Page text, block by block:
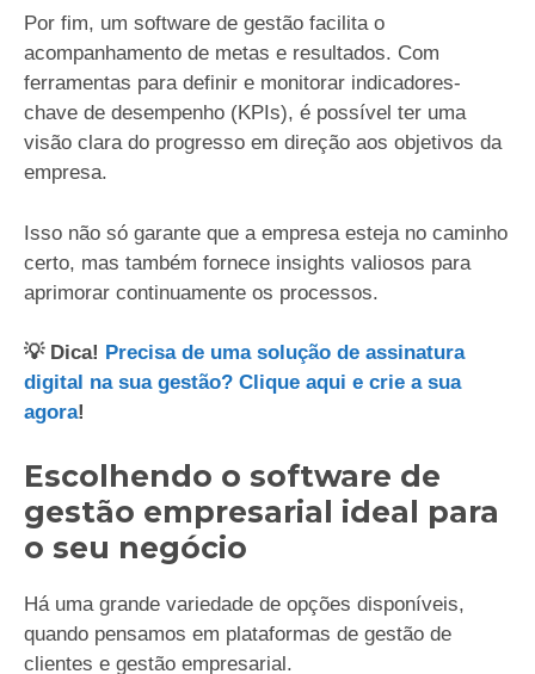
Por fim, um software de gestão facilita o
acompanhamento de metas e resultados. Com
ferramentas para definir e monitorar indicadores-
chave de desempenho (KPIs), é possível ter uma
visão clara do progresso em direção aos objetivos da
empresa.
Isso não só garante que a empresa esteja no caminho
certo, mas também fornece insights valiosos para
aprimorar continuamente os processos.
💡 Dica! Precisa de uma solução de assinatura
digital na sua gestão? Clique aqui e crie a sua
agora!
Escolhendo o software de
gestão empresarial ideal para
o seu negócio
Há uma grande variedade de opções disponíveis,
quando pensamos em plataformas de gestão de
clientes e gestão empresarial.